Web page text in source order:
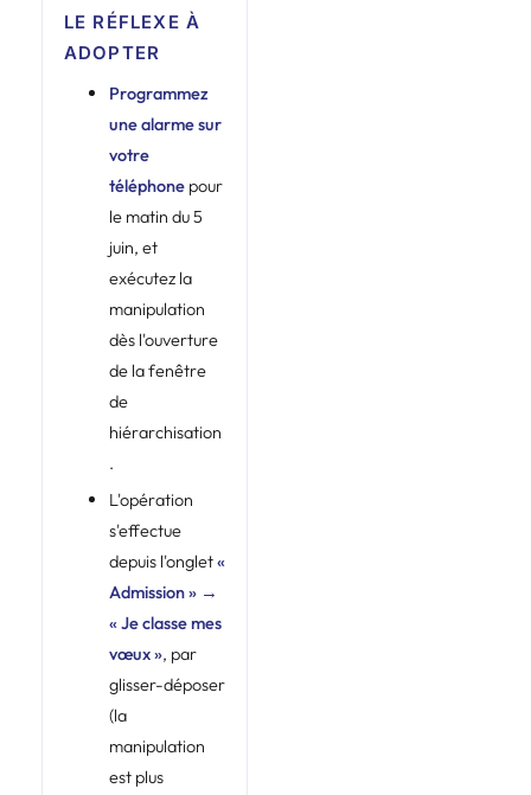
LE RÉFLEXE À
ADOPTER
Programmez
une alarme sur
votre
téléphone pour
le matin du 5
juin, et
exécutez la
manipulation
dès l'ouverture
de la fenêtre
de
hiérarchisation
.
L'opération
s'effectue
depuis l'onglet«
Admission » →
« Je classe mes
vœux », par
glisser-déposer
(la
manipulation
est plus